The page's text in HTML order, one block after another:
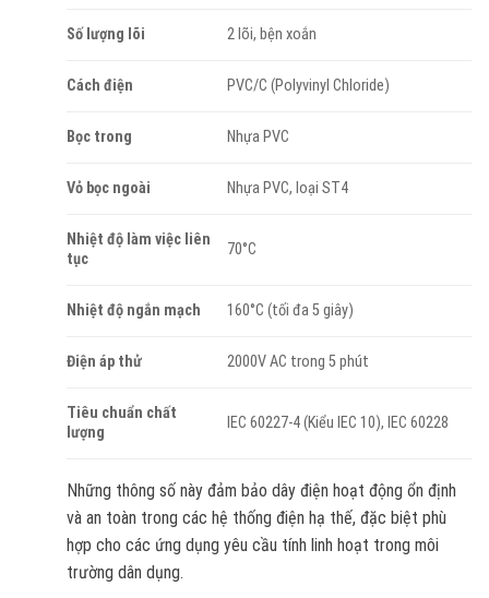
Số lượng lõi 2 lõi, bện xoắn
Cách điện PVC/C (Polyvinyl Chloride)
Bọc trong Nhựa PVC
Vỏ bọc ngoài Nhựa PVC, loại ST4
Nhiệt độ làm việc liên
tục
70°C
Nhiệt độ ngắn mạch 160°C (tối đa 5 giây)
Điện áp thử 2000V AC trong 5 phút
Tiêu chuẩn chất
lượng
IEC 60227-4 (Kiểu IEC 10), IEC 60228
Những thông số này đảm bảo dây điện hoạt động ổn định
và an toàn trong các hệ thống điện hạ thế, đặc biệt phù
hợp cho các ứng dụng yêu cầu tính linh hoạt trong môi
trường dân dụng.